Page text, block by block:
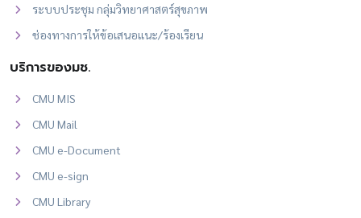
ระบบประชุม กลุ่มวิทยาศาสตร์สุขภาพ
ช่องทางการให้ข้อเสนอแนะ/ร้องเรียน
บริการของมช.
CMU MIS
CMU Mail
CMU e-Document
CMU e-sign
CMU Library